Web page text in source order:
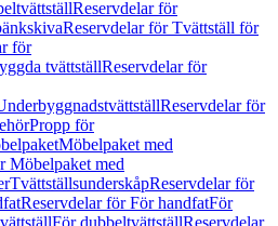
Reservdelar för
Reservdelar för Tvättställ för
för
tvättställReservdelar för
Reservdelar för
Propp för
Möbelpaket med
Möbelpaket med
TvättställsunderskåpReservdelar för
Reservdelar för För handfatFör
För dubbeltvättställReservdelar